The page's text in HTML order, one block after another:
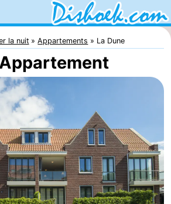
la nuit Appartements La Dune